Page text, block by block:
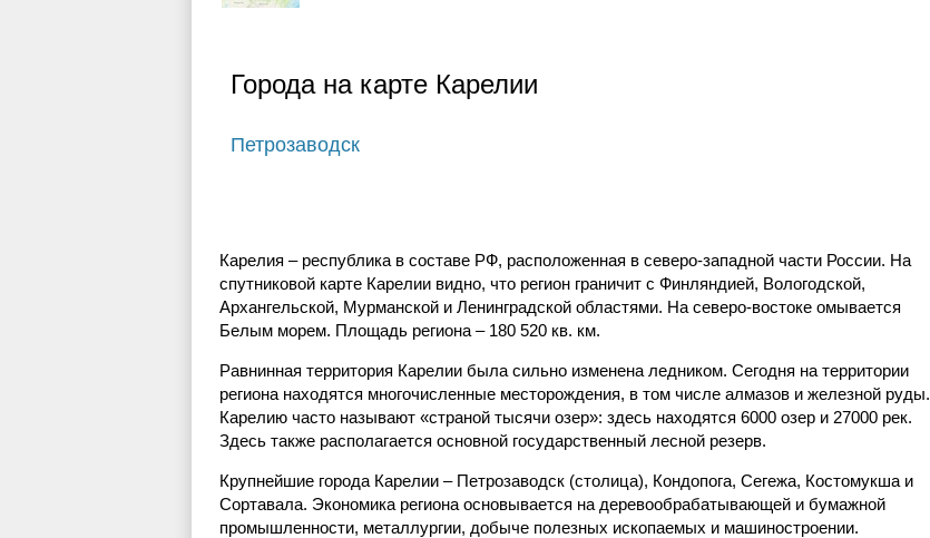
Города на карте Карелии
Петрозаводск
Карелия – республика в составе РФ, расположенная в северо-западной части России. На
спутниковой карте Карелии видно, что регион граничит с Финляндией, Вологодской,
Архангельской, Мурманской и Ленинградской областями. На северо-востоке омывается
Белым морем. Площадь региона – 180 520 кв. км.
Равнинная территория Карелии была сильно изменена ледником. Сегодня на территории
региона находятся многочисленные месторождения, в том числе алмазов и железной руды.
Карелию часто называют «страной тысячи озер»: здесь находятся 6000 озер и 27000 рек.
Здесь также располагается основной государственный лесной резерв.
Крупнейшие города Карелии – Петрозаводск (столица), Кондопога, Сегежа, Костомукша и
Сортавала. Экономика региона основывается на деревообрабатывающей и бумажной
промышленности, металлургии, добыче полезных ископаемых и машиностроении.